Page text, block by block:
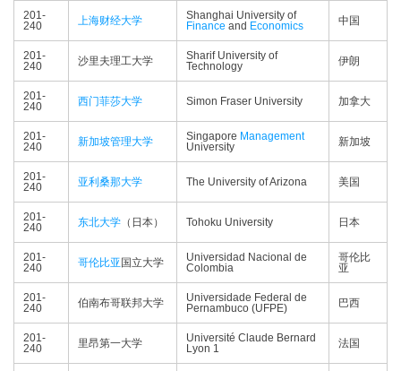
201-
240
上海财经大学
Shanghai University of
Finance and Economics 中国
201-
240
沙里夫理工大学
Sharif University of
Technology
伊朗
201-
240
西门菲莎大学 Simon Fraser University 加拿大
201-
240
新加坡管理大学 Singapore Management
University
新加坡
201-
240
亚利桑那大学 The University of Arizona 美国
201-
240
东北大学 （日本） Tohoku University 日本
201-
240
哥伦比亚 国立大学
Universidad Nacional de
Colombia
哥伦比
亚
201-
240
伯南布哥联邦大学
Universidade Federal de
Pernambuco (UFPE)
巴西
201-
240
里昂第一大学
Université Claude Bernard
Lyon 1
法国